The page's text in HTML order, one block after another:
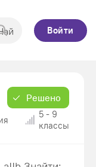
Войти
Решено
5 - 9
классы